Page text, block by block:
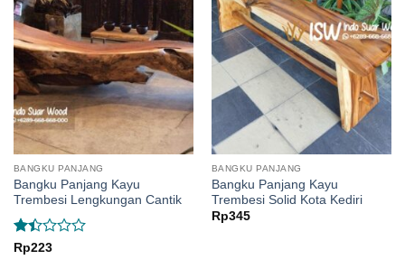
BANGKU PANJANG
Bangku Panjang Kayu
Trembesi Lengkungan Cantik
Rated
Rp223
BANGKU PANJANG
Bangku Panjang Kayu
Trembesi Solid Kota Kediri
Rp345